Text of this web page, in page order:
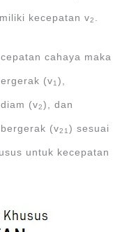
kecepatan v2
cahaya maka
(v1),
(v2), dan
(v21) sesuai
untuk kecepatan